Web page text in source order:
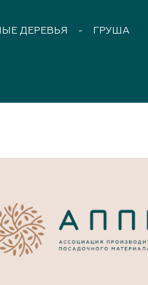
ДЕРЕВЬЯ - ГРУША